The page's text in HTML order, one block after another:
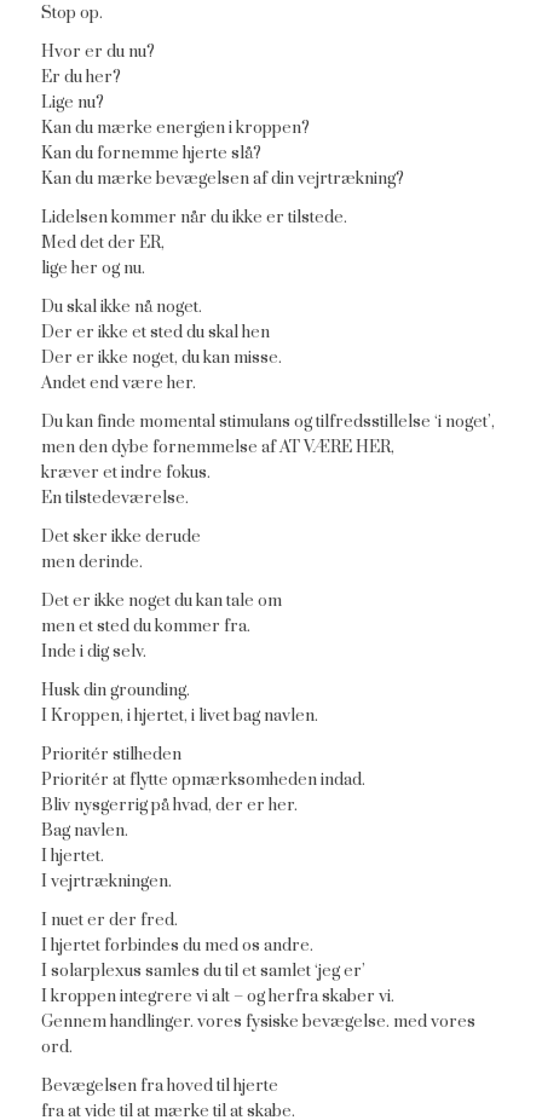
Stop op.
Hvor er du nu?
Er du her?
Lige nu?
Kan du mærke energien i kroppen?
Kan du fornemme hjerte slå?
Kan du mærke bevægelsen af din vejrtrækning?
Lidelsen kommer når du ikke er tilstede.
Med det der ER,
lige her og nu.
Du skal ikke nå noget.
Der er ikke et sted du skal hen
Der er ikke noget, du kan misse.
Andet end være her.
Du kan finde momental stimulans og tilfredsstillelse ‘i noget’,
men den dybe fornemmelse af AT VÆRE HER,
kræver et indre fokus.
En tilstedeværelse.
Det sker ikke derude
men derinde.
Det er ikke noget du kan tale om
men et sted du kommer fra.
Inde i dig selv.
Husk din grounding.
I Kroppen, i hjertet, i livet bag navlen.
Prioritér stilheden
Prioritér at flytte opmærksomheden indad.
Bliv nysgerrig på hvad, der er her.
Bag navlen.
I hjertet.
I vejrtrækningen.
I nuet er der fred.
I hjertet forbindes du med os andre.
I solarplexus samles du til et samlet ‘jeg er’
I kroppen integrere vi alt – og herfra skaber vi.
Gennem handlinger. vores fysiske bevægelse. med vores
ord.
Bevægelsen fra hoved til hjerte
fra at vide til at mærke til at skabe.